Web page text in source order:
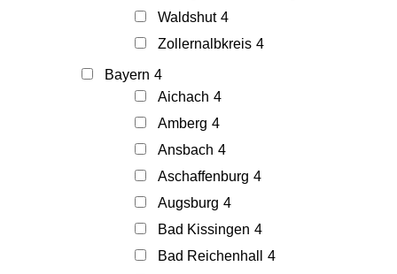
Waldshut 4
Zollernalbkreis 4
Bayern 4
Aichach 4
Amberg 4
Ansbach 4
Aschaffenburg 4
Augsburg 4
Bad Kissingen 4
Bad Reichenhall
4